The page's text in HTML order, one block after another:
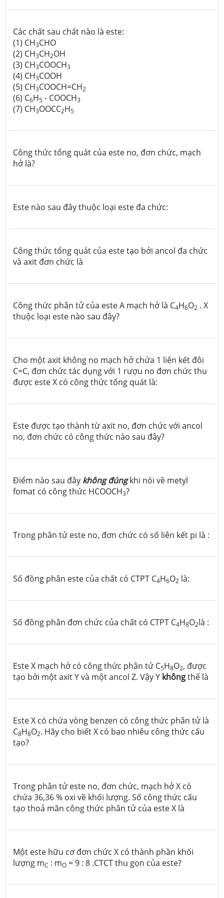
Các chất sau chất nào là este:
(1) CH3CHO
(2) CH3CH2OH
(3) CH3COOCH3
(4) CH3COOH
(5) CH3COOCH=CH2
(6) C6H5 - COOCH3
(7) CH3OOCC2H5
Công thức tổng quát của este no, đơn chức, mạch
hở là?
Este nào sau đây thuộc loại este đa chức:
Công thức tổng quát của este tạo bởi ancol đa chức
và axit đơn chức là
Công thức phân tử của este A mạch hở là C4H6O2 . X
thuộc loại este nào sau đây?
Cho một axit không no mạch hở chứa 1 liên kết đôi
C=C, đơn chức tác dụng với 1 rượu no đơn chức thu
được este X có công thức tổng quát là:
Este được tạo thành từ axit no, đơn chức với ancol
no, đơn chức có công thức nào sau đây?
Điểm nào sau đây không đúngkhi nói về metyl
fomat có công thức HCOOCH3?
Trong phân tử este no, đơn chức có số liên kết pi là :
Số đồng phân este của chất có CTPT C4H6O2 là:
Số đồng phân đơn chức của chất có CTPT C4H8O2là :
Este X mạch hở có công thức phân tử C5H8O2, được
tạo bởi một axit Y và một ancol Z. Vậy Y khôngthể là
Este X có chứa vòng benzen có công thức phân tử là
C8H8O2. Hãy cho biết X có bao nhiêu công thức cấu
tạo?
Trong phân tử este no, đơn chức, mạch hở X có
chứa 36,36 % oxi về khối lượng. Số công thức cấu
tạo thoả mãn công thức phân tử của este X là
Một este hữu cơ đơn chức X có thành phần khối
lượng mC : mO = 9 : 8 .CTCT thu gọn của este?